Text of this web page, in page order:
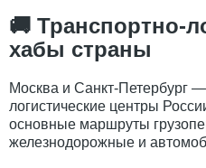
🚚 Транспортно-
хабы страны
Москва и Санкт-Петербург
логистические центры
основные маршруты
железнодорожные и